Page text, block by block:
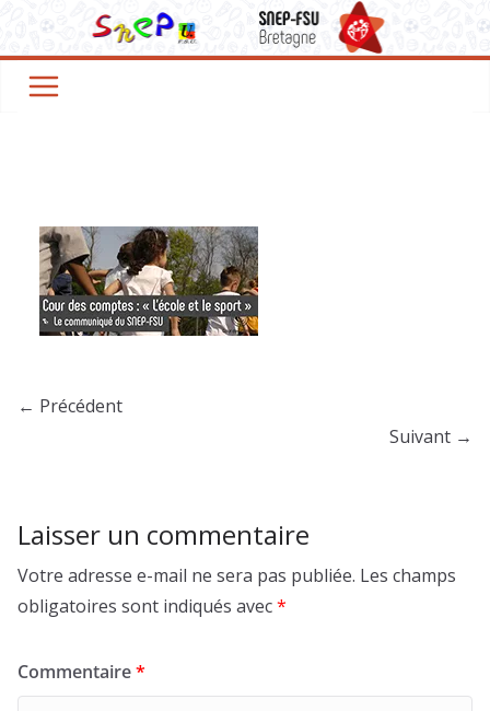
contenu
← Précédent
Suivant →
Laisser un commentaire
Votre adresse e-mail ne sera pas publiée. Les champs
obligatoires sont indiqués avec*
Commentaire*